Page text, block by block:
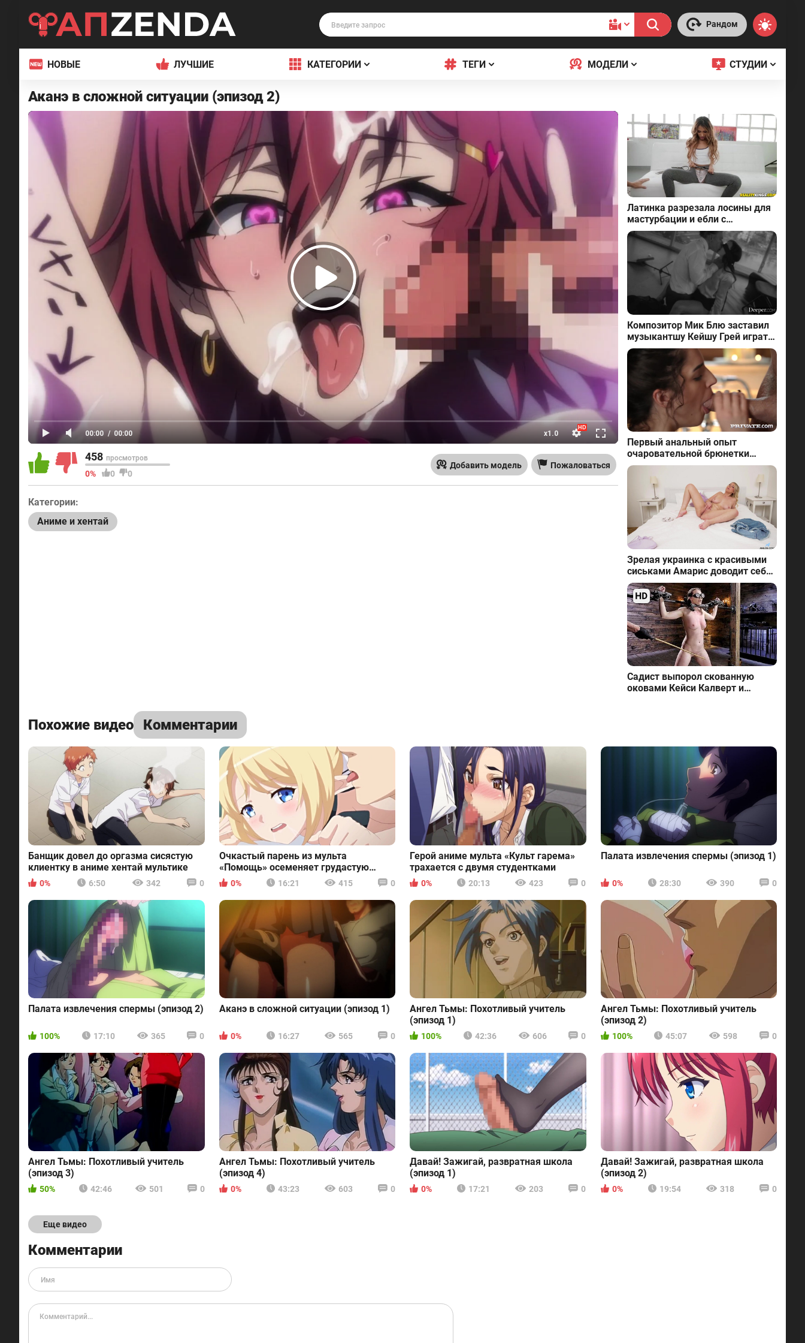
Рандом
НОВЫЕ ЛУЧШИЕ КАТЕГОРИИ ТЕГИ МОДЕЛИ СТУДИИ
Аканэ в сложной ситуации (эпизод 2)
458 просмотров
0% 0 0
Добавить модель Пожаловаться
Категории:
Аниме и хентай
Латинка разрезала лосины для
мастурбации и ебли с
пикапером в Испании
Композитор Мик Блю заставил
музыкантшу Кейшу Грей играть
на кожаной флейте
Первый анальный опыт
очаровательной брюнетки
Кэнди Лучани
Зрелая украинка с красивыми
сиськами Амарис доводит себя
до эйфории
Садист выпорол скованную
оковами Кейси Калверт и
Похожие видео Комментарии
Банщик довел до оргазма сисястую
клиентку в аниме хентай мультике
0% 6:50 342 0
Очкастый парень из мульта
«Помощь» осеменяет грудастую
эльфийку
0% 16:21 415 0
Герой аниме мульта «Культ гарема»
трахается с двумя студентками
0% 20:13 423 0
Палата извлечения спермы (эпизод 1)
0% 28:30 390 0
Палата извлечения спермы (эпизод 2)
100% 17:10 365 0
Аканэ в сложной ситуации (эпизод 1)
0% 16:27 565 0
Ангел Тьмы: Похотливый учитель
(эпизод 1)
100% 42:36 606 0
Ангел Тьмы: Похотливый учитель
(эпизод 2)
100% 45:07 598 0
Ангел Тьмы: Похотливый учитель
(эпизод 3)
50% 42:46 501 0
Ангел Тьмы: Похотливый учитель
(эпизод 4)
0% 43:23 603 0
Давай! Зажигай, развратная школа
(эпизод 1)
0% 17:21 203 0
Давай! Зажигай, развратная школа
(эпизод 2)
0% 19:54 318 0
Еще видео
Комментарии